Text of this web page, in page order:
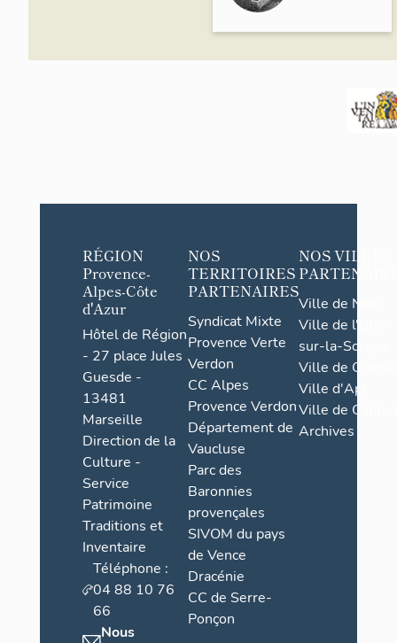
RÉGION
Provence-
Alpes-Côte
d'Azur
Hôtel de Région
- 27 place Jules
Guesde -
13481
Marseille
Direction de la
Culture -
Service
Patrimoine
Traditions et
Inventaire
Téléphone :
04 88 10 76
66
Nous
NOS
TERRITOIRES
PARTENAIRES
Syndicat Mixte
Provence Verte
Verdon
CC Alpes
Provence Verdon
Département de
Vaucluse
Parc des
Baronnies
provençales
SIVOM du pays
de Vence
Dracénie
CC de Serre-
Ponçon
NOS VILLES
Ville de Nice
Ville de l'Isle-
sur-la-Sorgue
Ville de Grasse
Ville d'Apt
Ville de
Archives